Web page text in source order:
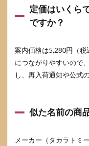
定価はいくら
ですか？
案内価格は5,280円（
につながりやすいので
し、再入荷通知や公式
似た名前の商
メーカー（タカラトミ